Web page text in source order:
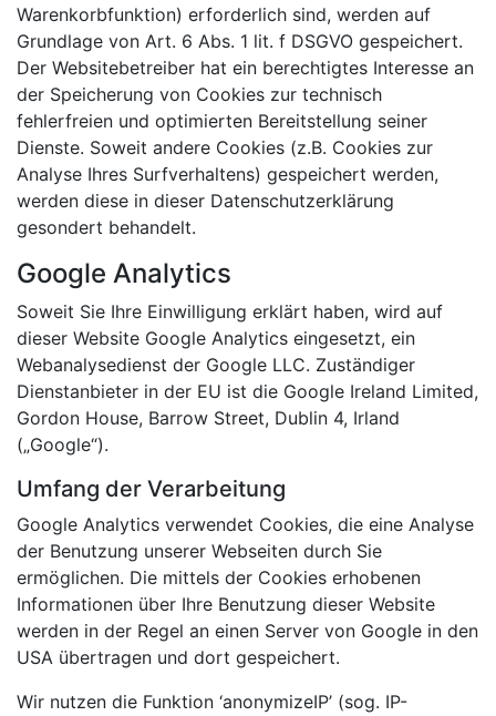
Warenkorbfunktion) erforderlich sind, werden auf
Grundlage von Art. 6 Abs. 1 lit. f DSGVO gespeichert.
Der Websitebetreiber hat ein berechtigtes Interesse an
der Speicherung von Cookies zur technisch
fehlerfreien und optimierten Bereitstellung seiner
Dienste. Soweit andere Cookies (z.B. Cookies zur
Analyse Ihres Surfverhaltens) gespeichert werden,
werden diese in dieser Datenschutzerklärung
gesondert behandelt.
Google Analytics
Soweit Sie Ihre Einwilligung erklärt haben, wird auf
dieser Website Google Analytics eingesetzt, ein
Webanalysedienst der Google LLC. Zuständiger
Dienstanbieter in der EU ist die Google Ireland Limited,
Gordon House, Barrow Street, Dublin 4, Irland
(„Google“).
Umfang der Verarbeitung
Google Analytics verwendet Cookies, die eine Analyse
der Benutzung unserer Webseiten durch Sie
ermöglichen. Die mittels der Cookies erhobenen
Informationen über Ihre Benutzung dieser Website
werden in der Regel an einen Server von Google in den
USA übertragen und dort gespeichert.
Wir nutzen die Funktion ‘anonymizeIP’ (sog. IP-